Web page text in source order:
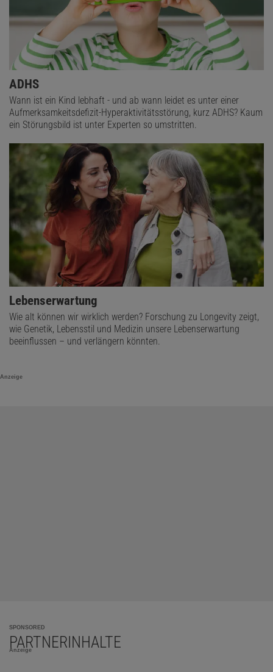
ADHS
Wann ist ein Kind lebhaft - und ab wann leidet es unter einer
Aufmerksamkeitsdefizit-Hyperaktivitätsstörung, kurz ADHS? Kaum
ein Störungsbild ist unter Experten so umstritten.
Lebenserwartung
Wie alt können wir wirklich werden? Forschung zu Longevity zeigt,
wie Genetik, Lebensstil und Medizin unsere Lebenserwartung
beeinflussen – und verlängern könnten.
Anzeige
SPONSORED
PARTNERINHALTE
Anzeige